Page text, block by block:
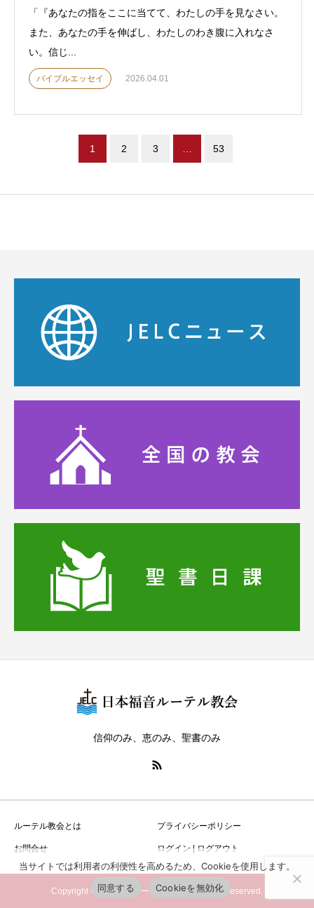
「『あなたの指をここに当てて、わたしの手を見なさい。
また、あなたの手を伸ばし、わたしのわき腹に入れなさ
い。信じ...
バイブルエッセイ 2026.04.01
1 2 3 53
信仰のみ、恵のみ、聖書のみ
ルーテル教会とは プライバシーポリシー
お問合せ ログイン | ログアウト
Copyright © 日本福音ルーテル教会 All Rights Reserved.
当サイトでは利用者の利便性を高めるため、Cookieを使用します。
同意する
Cookieを無効化